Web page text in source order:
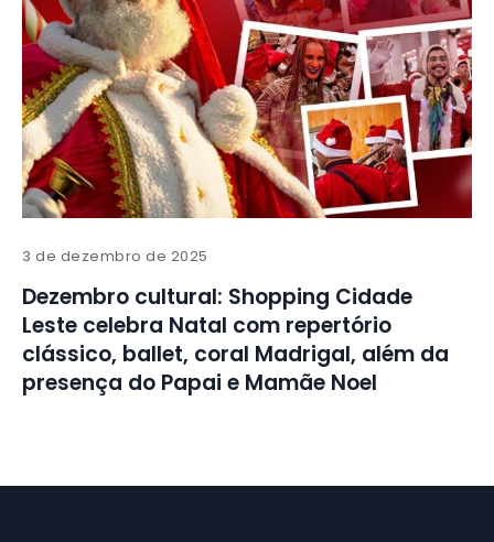
3 de dezembro de 2025
Dezembro cultural: Shopping Cidade
Leste celebra Natal com repertório
clássico, ballet, coral Madrigal, além da
presença do Papai e Mamãe Noel